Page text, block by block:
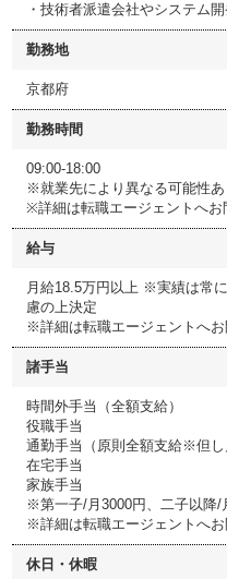
・技術者派遣会社やシステム
勤務地
京都府
勤務時間
09:00-18:00
※就業先により異なる可能性あ
※詳細は転職エージェントへお
給与
月給18.5万円以上 ※実績は常
慮の上決定
※詳細は転職エージェントへお
諸手当
時間外手当（全額支給）
役職手当
通勤手当（原則全額支給※但し
在宅手当
家族手当
※第一子/月3000円、二子以降/
※詳細は転職エージェントへお
休日・休暇